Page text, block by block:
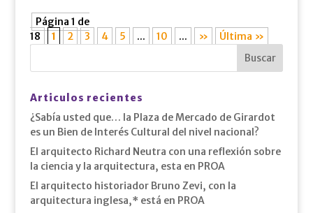
Página 1 de
18
1 2 3 4 5 ... 10 ... » Última »
Articulos recientes
¿Sabía usted que… la Plaza de Mercado de Girardot
es un Bien de Interés Cultural del nivel nacional?
El arquitecto Richard Neutra con una reflexión sobre
la ciencia y la arquitectura, esta en PROA
El arquitecto historiador Bruno Zevi, con la
arquitectura inglesa,* está en PROA